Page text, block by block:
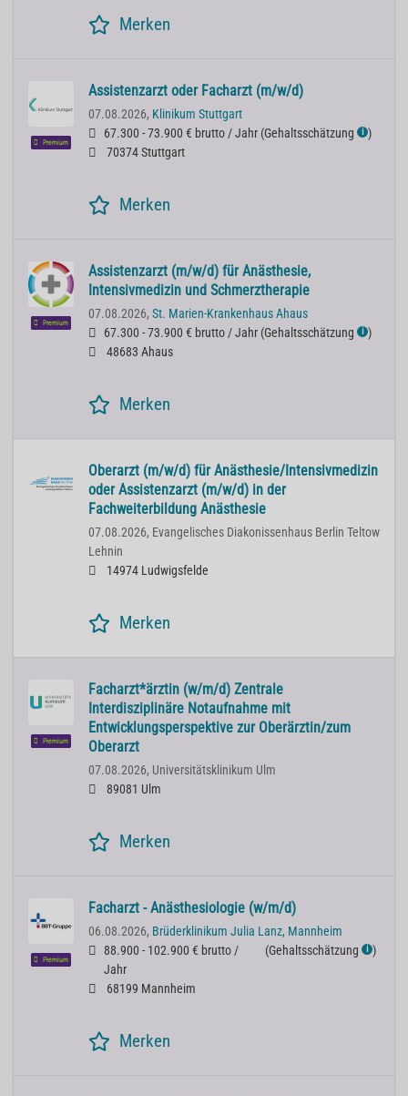
Merken
Premium
Assistenzarzt oder Facharzt (m/w/d)
07.08.2026, Klinikum Stuttgart
67.300 - 73.900 € brutto / Jahr (Gehaltsschätzung ℹ )
70374 Stuttgart
Merken
Premium
Assistenzarzt (m/w/d) für Anästhesie,
Intensivmedizin und Schmerztherapie
07.08.2026, St. Marien-Krankenhaus Ahaus
67.300 - 73.900 € brutto / Jahr (Gehaltsschätzung ℹ )
48683 Ahaus
Merken
Oberarzt (m/w/d) für Anästhesie/Intensivmedizin
oder Assistenzarzt (m/w/d) in der
Fachweiterbildung Anästhesie
07.08.2026, Evangelisches Diakonissenhaus Berlin Teltow
Lehnin
14974 Ludwigsfelde
Merken
Premium
Facharzt*ärztin (w/m/d) Zentrale
Interdisziplinäre Notaufnahme mit
Entwicklungsperspektive zur Oberärztin/zum
Oberarzt
07.08.2026, Universitätsklinikum Ulm
89081 Ulm
Merken
Premium
Facharzt - Anästhesiologie (w/m/d)
06.08.2026, Brüderklinikum Julia Lanz, Mannheim
88.900 - 102.900 € brutto /
Jahr
(Gehaltsschätzung ℹ )
68199 Mannheim
Merken